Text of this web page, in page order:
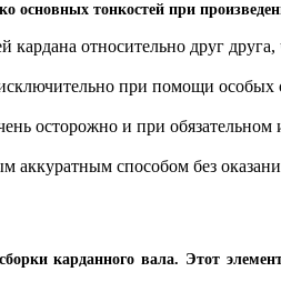
тонкостей при
кардана относительно друг
при помощи
осторожно и при
аккуратным способом без
карданного вала. Этот